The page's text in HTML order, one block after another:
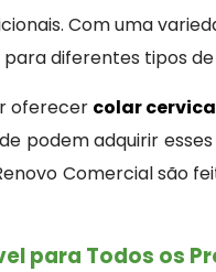
Com uma
diferentes tipos
oferecer colar
podem adquirir
Comercial são
para Todos os